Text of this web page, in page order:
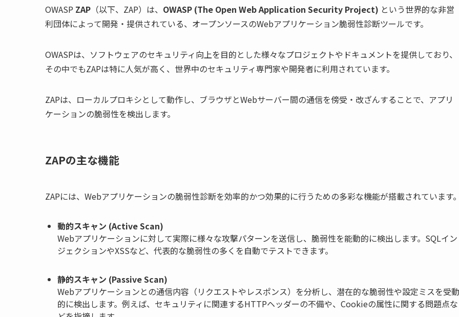
OWASP ZAP （以下、ZAP）は、 OWASP (The Open Web Application Security Project) という世界的な非営
利団体によって開発・提供されている、オープンソースのWebアプリケーション脆弱性診断ツールです。
OWASPは、ソフトウェアのセキュリティ向上を目的とした様々なプロジェクトやドキュメントを提供しており、
その中でもZAPは特に人気が高く、世界中のセキュリティ専門家や開発者に利用されています。
ZAPは、ローカルプロキシとして動作し、ブラウザとWebサーバー間の通信を傍受・改ざんすることで、アプリ
ケーションの脆弱性を検出します。
ZAPの主な機能
ZAPには、Webアプリケーションの脆弱性診断を効率的かつ効果的に行うための多彩な機能が搭載されています
動的スキャン (Active Scan)
Webアプリケーションに対して実際に様々な攻撃パターンを送信し、脆弱性を能動的に検出します。SQLイン
ジェクションやXSSなど、代表的な脆弱性の多くを自動でテストできます。
静的スキャン (Passive Scan)
Webアプリケーションとの通信内容（リクエストやレスポンス）を分析し、潜在的な脆弱性や設定ミスを受動
的に検出します。例えば、セキュリティに関連するHTTPヘッダーの不備や、Cookieの属性に関する問題点な